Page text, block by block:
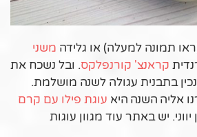
תמונה למעלה) או גלידה משני
קראנצ' קורנפלקס. ובל נשכח את
בתבנית עגולה לשנה מושלמת.
אליה השנה היא עוגת פילו עם קרם
יווני. יש באתר עוד מגוון עוגות